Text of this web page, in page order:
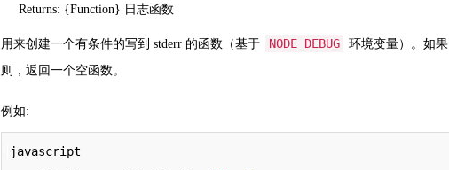
Returns: {Function} 日志函数
用来创建一个有条件的写到 stderr 的函数（基于 NODE_DEBUG 环境变量）。如果
则，返回一个空函数。
例如:
javascript